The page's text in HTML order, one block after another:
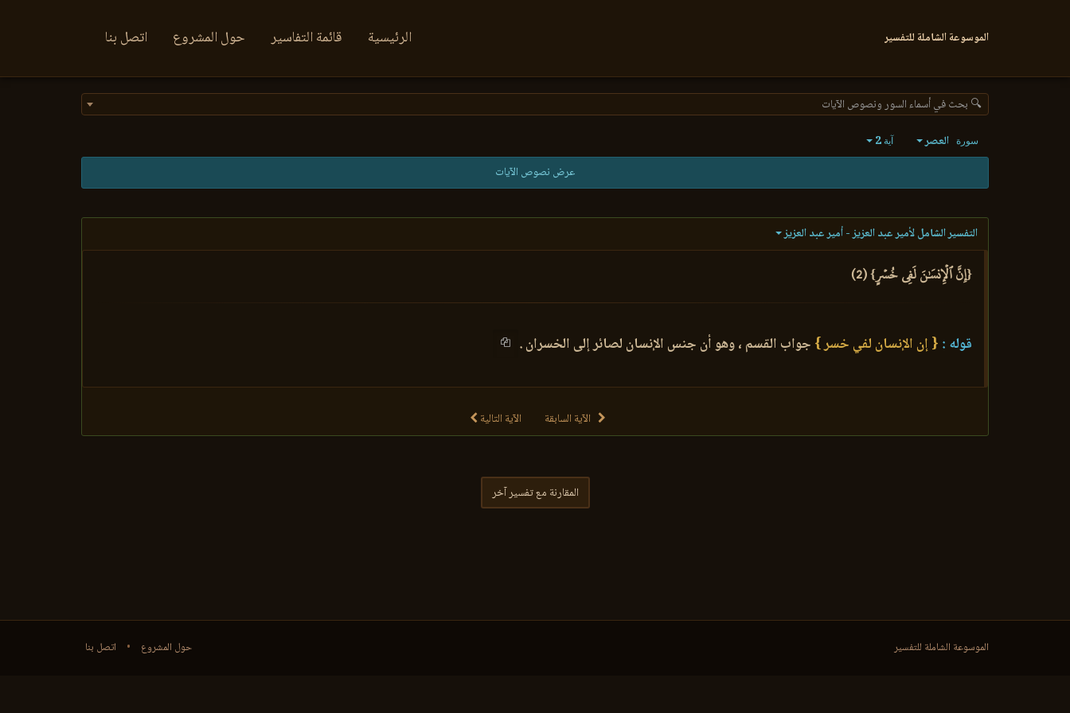
الموسوعة الشاملة للتفسير الرئيسية قائمة التفاسير حول المشروع اتصل بنا
🔍 بحث في أسماء السور ونصوص الآيات
سورة العصر آية 2
عرض نصوص الآيات
التفسير الشامل لأمير عبد العزيز - أمير عبد العزيز
{إِنَّ ٱلۡإِنسَٰنَ لَفِي خُسۡرٍ} (2)
قوله : { إن الإنسان لفي خسر } جواب القسم ، وهو أن جنس الإنسان لصائر إلى الخسران .
الآية السابقة الآية التالية
المقارنة مع تفسير آخر
حول المشروع • اتصل بنا الموسوعة الشاملة للتفسير